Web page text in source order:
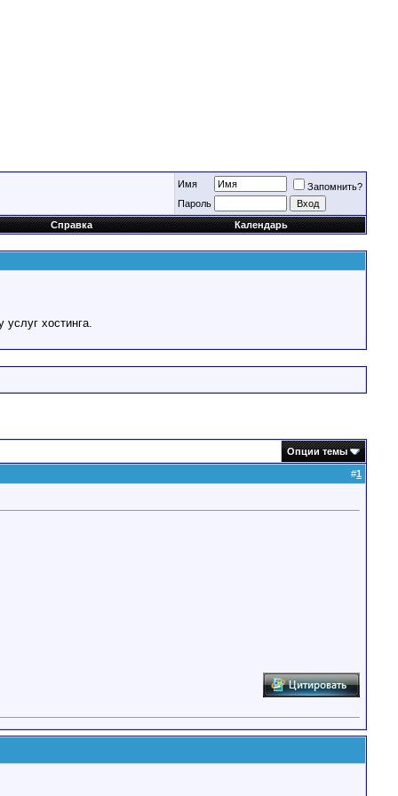
Имя
Запомнить?
Пароль
Справка
Календарь
хостинга.
Опции темы
#1